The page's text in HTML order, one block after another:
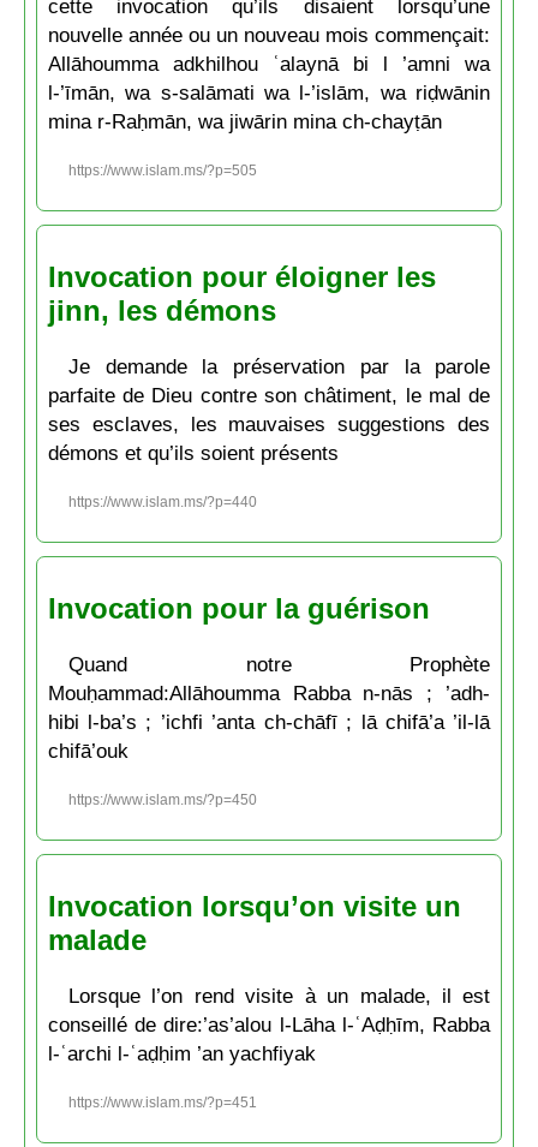
cette invocation qu’ils disaient lorsqu’une
nouvelle année ou un nouveau mois commençait:
Allāhoumma adkhilhou ʿalaynā bi l ’amni wa
l-’īmān, wa s-salāmati wa l-’islām, wa riḍwānin
mina r-Raḥmān, wa jiwārin mina ch-chayṭān
https://www.islam.ms/?p=505
Invocation pour éloigner les
jinn, les démons
Je demande la préservation par la parole
parfaite de Dieu contre son châtiment, le mal de
ses esclaves, les mauvaises suggestions des
démons et qu’ils soient présents
https://www.islam.ms/?p=440
Invocation pour la guérison
Quand notre Prophète
Mouḥammad:Allāhoumma Rabba n-nās ; ’adh-
hibi l-ba’s ; ’ichfi ’anta ch-chāfī ; lā chifā’a ’il-lā
chifā’ouk
https://www.islam.ms/?p=450
Invocation lorsqu’on visite un
malade
Lorsque l’on rend visite à un malade, il est
conseillé de dire:’as’alou l-Lāha l-ʿAḍḥīm, Rabba
l-ʿarchi l-ʿaḍḥim ’an yachfiyak
https://www.islam.ms/?p=451